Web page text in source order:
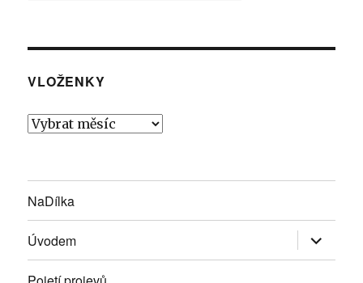
VLOŽENKY
Vloženky
NaDílka
Úvodem Zobrazit
položky